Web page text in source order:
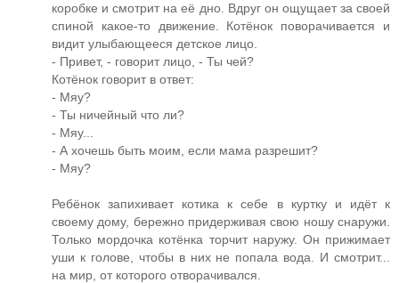
коробке и смотрит на её дно. Вдруг он ощущает за своей
спиной какое-то движение. Котёнок поворачивается и
видит улыбающееся детское лицо.
- Привет, - говорит лицо, - Ты чей?
Котёнок говорит в ответ:
- Мяу?
- Ты ничейный что ли?
- Мяу...
- А хочешь быть моим, если мама разрешит?
- Мяу?
Ребёнок запихивает котика к себе в куртку и идёт к
своему дому, бережно придерживая свою ношу снаружи.
Только мордочка котёнка торчит наружу. Он прижимает
уши к голове, чтобы в них не попала вода. И смотрит...
на мир, от которого отворачивался.